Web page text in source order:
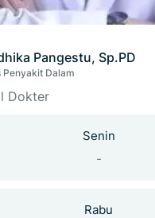
Pangestu, Sp.PD
Penyakit Dalam
Dokter
Senin
-
Rabu